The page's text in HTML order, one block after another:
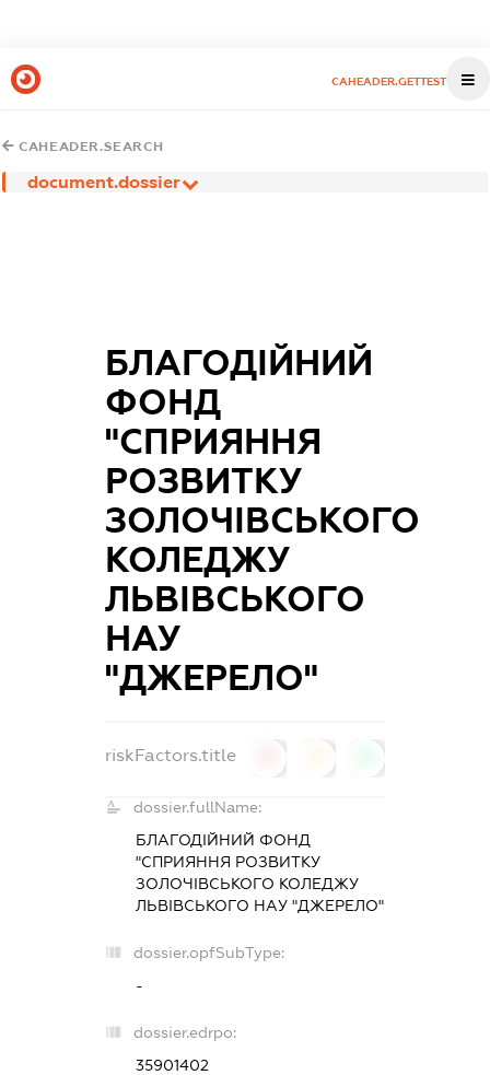
CAHEADER.GETTEST
CAHEADER.SEARCH
document.dossier
БЛАГОДІЙНИЙ
ФОНД
"СПРИЯННЯ
РОЗВИТКУ
ЗОЛОЧІВСЬКОГО
КОЛЕДЖУ
ЛЬВІВСЬКОГО
НАУ
"ДЖЕРЕЛО"
riskFactors.title
dossier.fullName:
БЛАГОДІЙНИЙ ФОНД
"СПРИЯННЯ РОЗВИТКУ
ЗОЛОЧІВСЬКОГО КОЛЕДЖУ
ЛЬВІВСЬКОГО НАУ "ДЖЕРЕЛО"
dossier.opfSubType:
-
dossier.edrpo:
35901402